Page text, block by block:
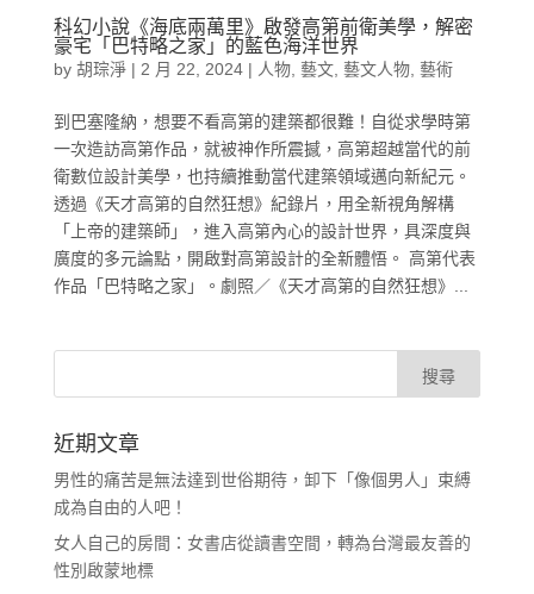
科幻小說《海底兩萬里》啟發高第前衛美學，解密
豪宅「巴特略之家」的藍色海洋世界
by 胡琮淨| 2 月 22, 2024| 人物, 藝文, 藝文人物, 藝術
到巴塞隆納，想要不看高第的建築都很難！自從求學時第
一次造訪高第作品，就被神作所震撼，高第超越當代的前
衛數位設計美學，也持續推動當代建築領域邁向新紀元。
透過《天才高第的自然狂想》紀錄片，用全新視角解構
「上帝的建築師」，進入高第內心的設計世界，具深度與
廣度的多元論點，開啟對高第設計的全新體悟。 高第代表
作品「巴特略之家」。劇照／《天才高第的自然狂想》...
近期文章
男性的痛苦是無法達到世俗期待，卸下「像個男人」束縛
成為自由的人吧！
女人自己的房間：女書店從讀書空間，轉為台灣最友善的
性別啟蒙地標